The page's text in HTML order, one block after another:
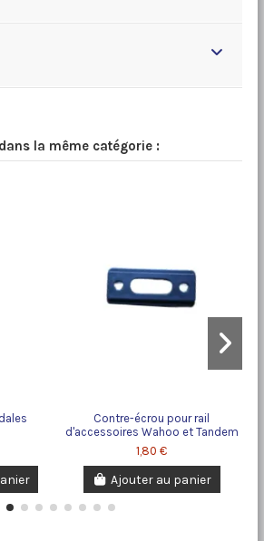
la même catégorie :
Contre-écrou pour rail
d'accessoires Wahoo et Tandem
Vista
1,80 €
Ajouter au panier